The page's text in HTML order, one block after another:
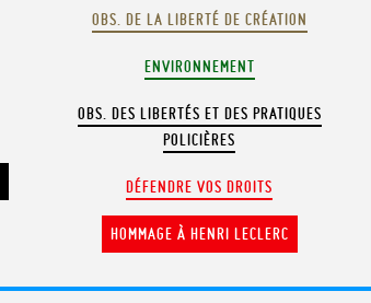
OBS. DE LA LIBERTÉ DE CRÉATION
ENVIRONNEMENT
OBS. DES LIBERTÉS ET DES PRATIQUES
POLICIÈRES
DÉFENDRE VOS DROITS
HOMMAGE À HENRI LECLERC